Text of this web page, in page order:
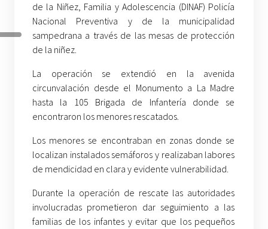
de la Niñez, Familia y Adolescencia (DINAF) Policía
Nacional Preventiva y de la municipalidad
sampedrana a través de las mesas de protección
de la niñez.
La operación se extendió en la avenida
circunvalación desde el Monumento a La Madre
hasta la 105 Brigada de Infantería donde se
encontraron los menores rescatados.
Los menores se encontraban en zonas donde se
localizan instalados semáforos y realizaban labores
de mendicidad en clara y evidente vulnerabilidad.
Durante la operación de rescate las autoridades
involucradas prometieron dar seguimiento a las
familias de los infantes y evitar que los pequeños